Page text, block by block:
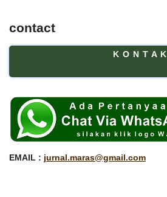
contact
K O N T A K
EMAIL : jurnal.maras@gmail.com